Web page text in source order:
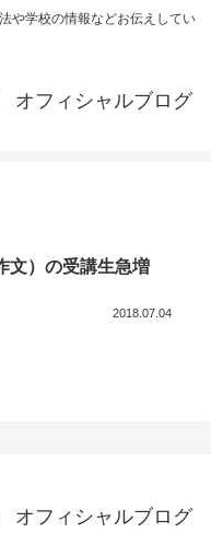
や学校の情報などお伝えしてい
フィシャルブログ
文）の受講生急増
2018.07.04
フィシャルブログ